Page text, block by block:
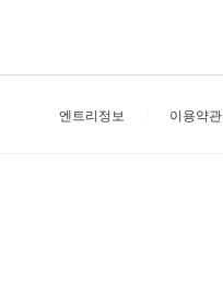
엔트리정보 이용약관